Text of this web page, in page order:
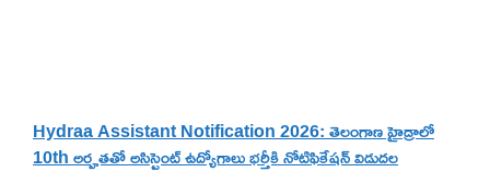
Hydraa Assistant Notification 2026: తెలంగాణ హైడ్రాలో
10th అర్హతతో అసిస్టెంట్ ఉద్యోగాలు భర్తీకి నోటిఫికేషన్ విడుదల